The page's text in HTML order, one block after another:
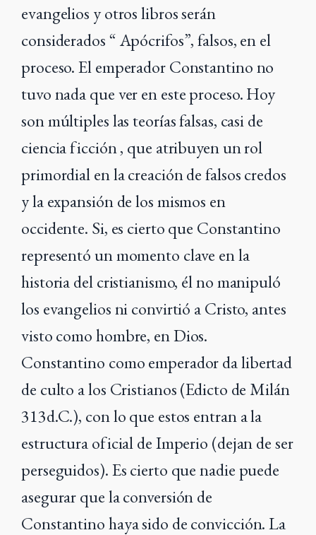
evangelios y otros libros serán
considerados “ Apócrifos”, falsos, en el
proceso. El emperador Constantino no
tuvo nada que ver en este proceso. Hoy
son múltiples las teorías falsas, casi de
ciencia ficción , que atribuyen un rol
primordial en la creación de falsos credos
y la expansión de los mismos en
occidente. Si, es cierto que Constantino
representó un momento clave en la
historia del cristianismo, él no manipuló
los evangelios ni convirtió a Cristo, antes
visto como hombre, en Dios.
Constantino como emperador da libertad
de culto a los Cristianos (Edicto de Milán
313d.C.), con lo que estos entran a la
estructura oficial de Imperio (dejan de ser
perseguidos). Es cierto que nadie puede
asegurar que la conversión de
Constantino haya sido de convicción. La